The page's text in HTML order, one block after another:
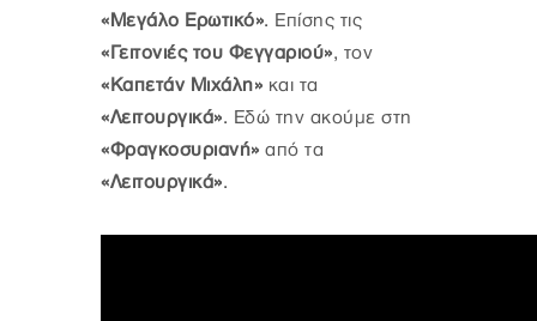
«Μεγάλο Ερωτικό». Επίσης τις
«Γειτονιές του Φεγγαριού», τον
«Καπετάν Μιχάλη» και τα
«Λειτουργικά». Εδώ την ακούμε στη
«Φραγκοσυριανή» από τα
«Λειτουργικά».